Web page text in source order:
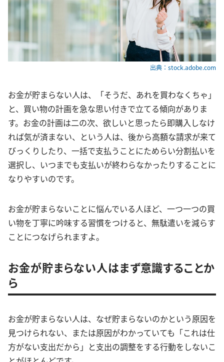
出典：stock.adobe.com
お金が貯まらない人は、「そうだ、あれを買わなくちゃ」
と、買い物の計画を急な思い付きで立てる傾向がありま
す。お金の計画は二の次、欲しいと思ったら即購入しなけ
れば気が済まない、という人は、後から高額な請求が来て
びっくりしたり、一括で支払うことにためらい分割払いを
選択し、いつまでも支払いが終わらなかったりすることに
なりやすいのです。
お金が貯まらないことに悩んでいる人ほど、一つ一つの買
い物を丁寧に吟味する習慣をつけると、無駄遣いを減らす
ことにつなげられますよ。
お金が貯まらない人はまず意識することか
ら
お金が貯まらない人は、なぜ貯まらないのかという原因を
見つけられない、または原因がわかっていても「これは仕
方がない支出だから」と支出の調整をする行動をしないこ